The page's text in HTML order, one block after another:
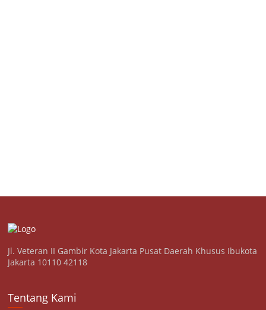
Jl. Veteran II Gambir Kota Jakarta Pusat Daerah Khusus Ibukota
Jakarta 10110 42118
Tentang Kami